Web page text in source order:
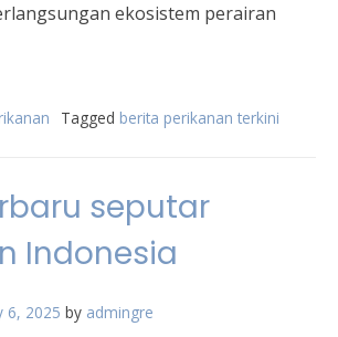
ekosistem perairan
Tagged berita perikanan terkini
seputar
Indonesia
6, 2025 by admingre